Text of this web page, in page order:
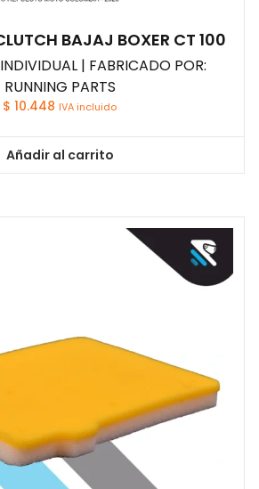
BAJAJ BOXER CT 100
| FABRICADO POR:
RUNNING PARTS
$ 10.448 IVA incluido
Añadir al carrito